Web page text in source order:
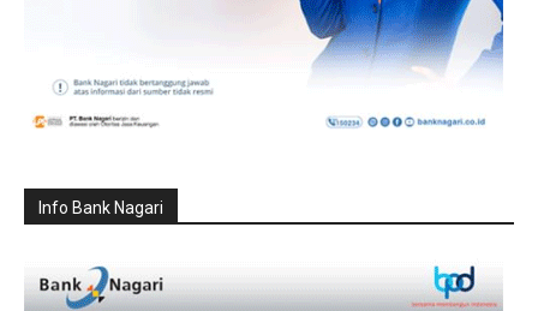
Info Bank Nagari